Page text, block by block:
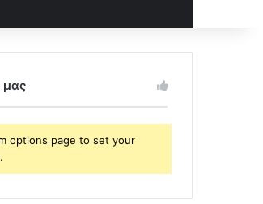
μας
options page to set your